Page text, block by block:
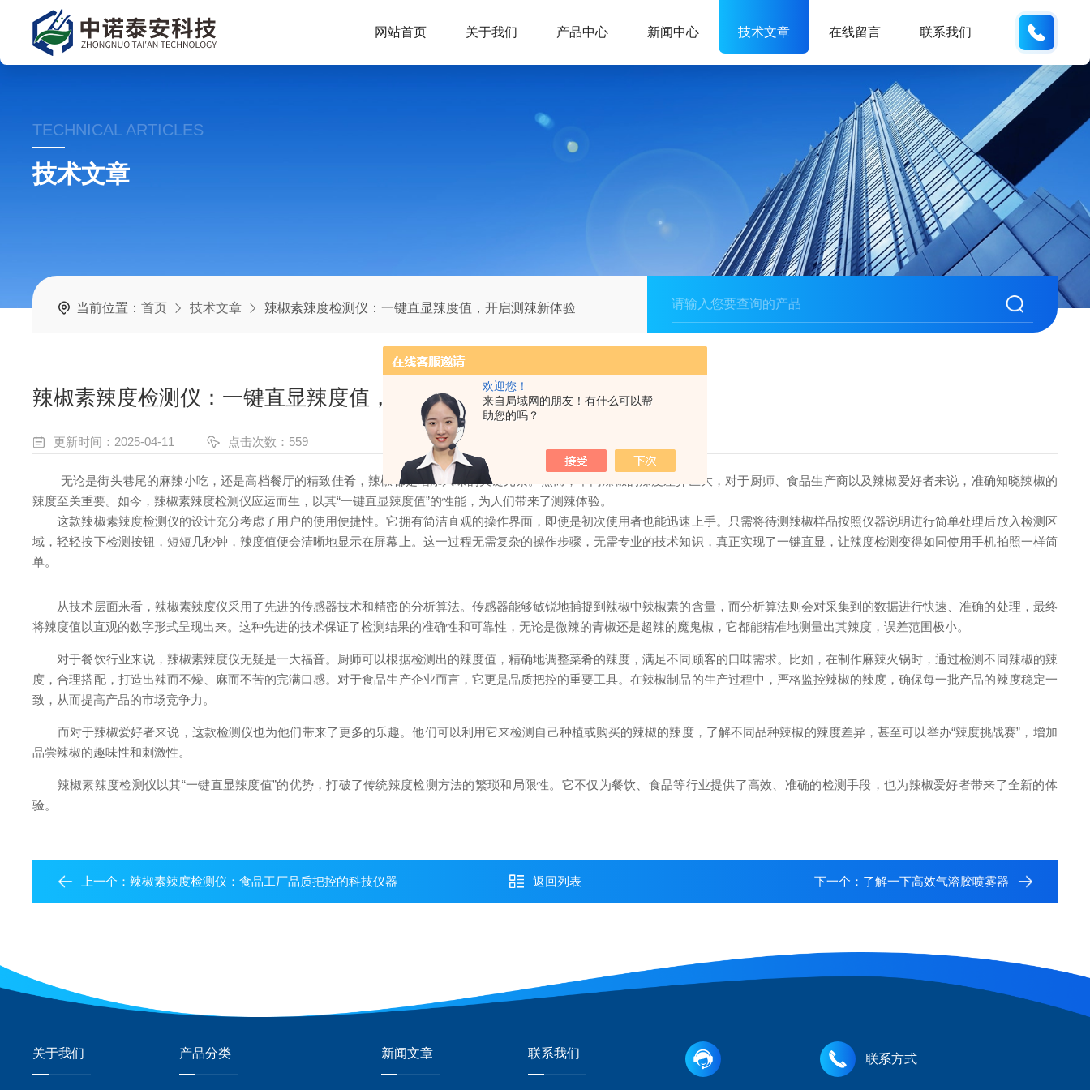
欢迎您！
来自局域网的朋友！有什么可以帮
助您的吗？
网站首页 关于我们 产品中心 新闻中心 技术文章 在线留言 联系我们
TECHNICAL ARTICLES
技术文章
当前位置：首页 技术文章 辣椒素辣度检测仪：一键直显辣度值，开启测辣新体验
辣椒素辣度检测仪：一键直显辣度值，开启测辣新体验
更新时间：2025-04-11 点击次数：559
无论是街头巷尾的麻辣小吃，还是高档餐厅的精致佳肴，辣椒都是增添风味的关键元素。然而，不同辣椒的辣度差异巨大，对于厨师、食品生产商以及辣椒爱好者来说，准确知晓辣椒的
辣度至关重要。如今，辣椒素辣度检测仪应运而生，以其“一键直显辣度值”的性能，为人们带来了测辣体验。
这款辣椒素辣度检测仪的设计充分考虑了用户的使用便捷性。它拥有简洁直观的操作界面，即使是初次使用者也能迅速上手。只需将待测辣椒样品按照仪器说明进行简单处理后放入检测区
域，轻轻按下检测按钮，短短几秒钟，辣度值便会清晰地显示在屏幕上。这一过程无需复杂的操作步骤，无需专业的技术知识，真正实现了一键直显，让辣度检测变得如同使用手机拍照一样简
单。
从技术层面来看，辣椒素辣度仪采用了先进的传感器技术和精密的分析算法。传感器能够敏锐地捕捉到辣椒中辣椒素的含量，而分析算法则会对采集到的数据进行快速、准确的处理，最终
将辣度值以直观的数字形式呈现出来。这种先进的技术保证了检测结果的准确性和可靠性，无论是微辣的青椒还是超辣的魔鬼椒，它都能精准地测量出其辣度，误差范围极小。
对于餐饮行业来说，辣椒素辣度仪无疑是一大福音。厨师可以根据检测出的辣度值，精确地调整菜肴的辣度，满足不同顾客的口味需求。比如，在制作麻辣火锅时，通过检测不同辣椒的辣
度，合理搭配，打造出辣而不燥、麻而不苦的完满口感。对于食品生产企业而言，它更是品质把控的重要工具。在辣椒制品的生产过程中，严格监控辣椒的辣度，确保每一批产品的辣度稳定一
致，从而提高产品的市场竞争力。
而对于辣椒爱好者来说，这款检测仪也为他们带来了更多的乐趣。他们可以利用它来检测自己种植或购买的辣椒的辣度，了解不同品种辣椒的辣度差异，甚至可以举办“辣度挑战赛”，增加
品尝辣椒的趣味性和刺激性。
辣椒素辣度检测仪以其“一键直显辣度值”的优势，打破了传统辣度检测方法的繁琐和局限性。它不仅为餐饮、食品等行业提供了高效、准确的检测手段，也为辣椒爱好者带来了全新的体
验。
上一个：辣椒素辣度检测仪：食品工厂品质把控的科技仪器 返回列表 下一个： 了解一下高效气溶胶喷雾器
关于我们 产品分类 新闻文章 联系我们 联系方式